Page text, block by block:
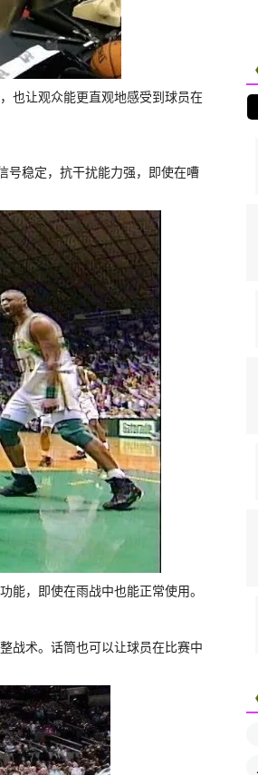
也让观众能更直观地感受到球员在
号稳定，抗干扰能力强，即使在嘈
能，即使在雨战中也能正常使用。
战术。话筒也可以让球员在比赛中